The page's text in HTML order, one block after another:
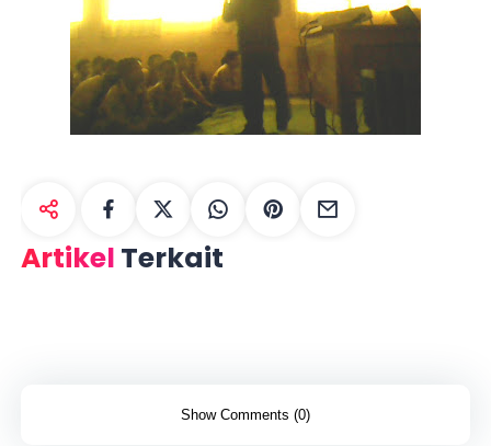
Artikel Terkait
Show Comments (0)